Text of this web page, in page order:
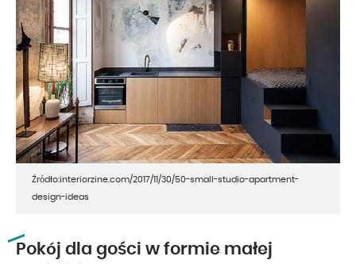
Źródło:interiorzine.com/2017/11/30/50-small-studio-apartment-
design-ideas
Pokój dla gości w formie małej